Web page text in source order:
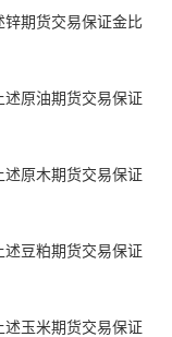
期货交易保证金比
原油期货交易保证
原木期货交易保证
豆粕期货交易保证
玉米期货交易保证